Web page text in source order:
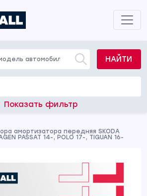
НАЙТИ
Показать фильтр
амортизатора передняя SKODA
PASSAT 14-, POLO 17-, TIGUAN 16-